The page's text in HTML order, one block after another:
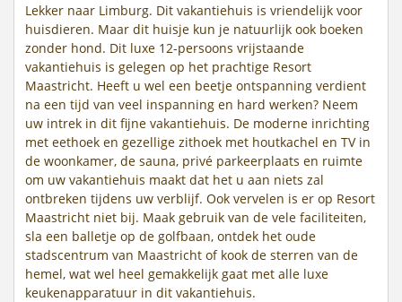
Lekker naar Limburg. Dit vakantiehuis is vriendelijk voor
huisdieren. Maar dit huisje kun je natuurlijk ook boeken
zonder hond. Dit luxe 12-persoons vrijstaande
vakantiehuis is gelegen op het prachtige Resort
Maastricht. Heeft u wel een beetje ontspanning verdient
na een tijd van veel inspanning en hard werken? Neem
uw intrek in dit fijne vakantiehuis. De moderne inrichting
met eethoek en gezellige zithoek met houtkachel en TV in
de woonkamer, de sauna, privé parkeerplaats en ruimte
om uw vakantiehuis maakt dat het u aan niets zal
ontbreken tijdens uw verblijf. Ook vervelen is er op Resort
Maastricht niet bij. Maak gebruik van de vele faciliteiten,
sla een balletje op de golfbaan, ontdek het oude
stadscentrum van Maastricht of kook de sterren van de
hemel, wat wel heel gemakkelijk gaat met alle luxe
keukenapparatuur in dit vakantiehuis.